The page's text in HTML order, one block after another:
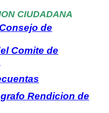
CIUDADANA
de
Comite de
cuentas
Rendicion de